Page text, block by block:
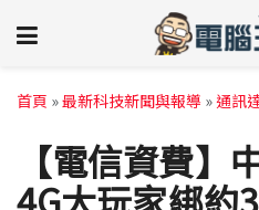
首頁 »最新科技新聞與報導 »通訊
【電信資費】
4G大玩家綁約